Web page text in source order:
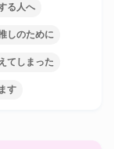
る人へ
しのために
てしまった
す